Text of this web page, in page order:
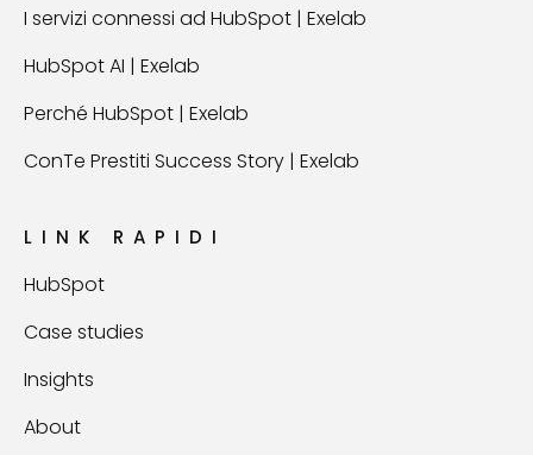
I servizi connessi ad HubSpot | Exelab
HubSpot AI | Exelab
Perché HubSpot | Exelab
ConTe Prestiti Success Story | Exelab
LINK RAPIDI
HubSpot
Case studies
Insights
About